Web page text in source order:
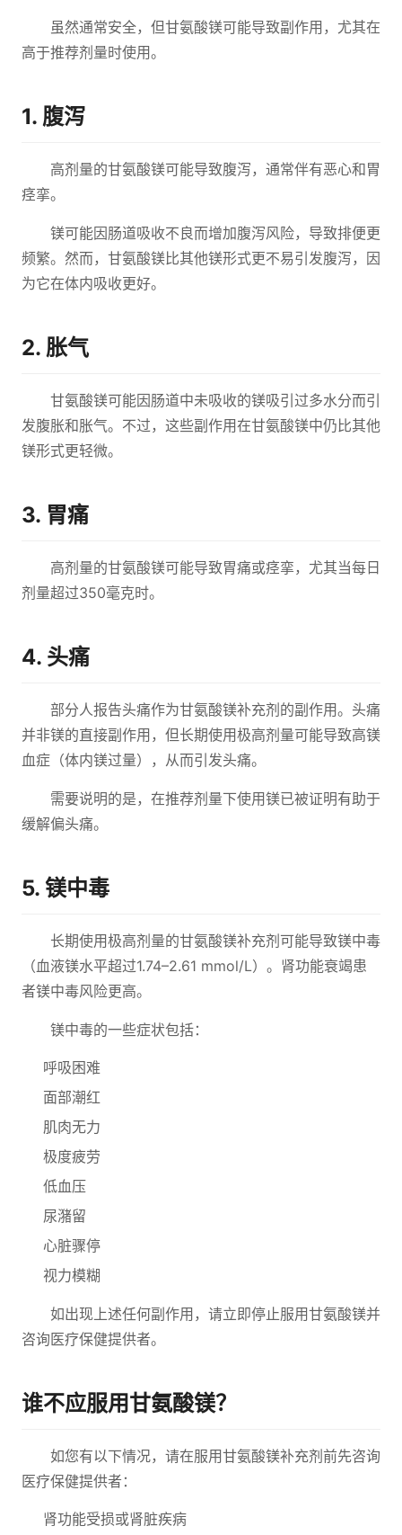
虽然通常安全，但甘氨酸镁可能导致副作用，尤其在
高于推荐剂量时使用。
1. 腹泻
高剂量的甘氨酸镁可能导致腹泻，通常伴有恶心和胃
痉挛。
镁可能因肠道吸收不良而增加腹泻风险，导致排便更
频繁。然而，甘氨酸镁比其他镁形式更不易引发腹泻，因
为它在体内吸收更好。
2. 胀气
甘氨酸镁可能因肠道中未吸收的镁吸引过多水分而引
发腹胀和胀气。不过，这些副作用在甘氨酸镁中仍比其他
镁形式更轻微。
3. 胃痛
高剂量的甘氨酸镁可能导致胃痛或痉挛，尤其当每日
剂量超过350毫克时。
4. 头痛
部分人报告头痛作为甘氨酸镁补充剂的副作用。头痛
并非镁的直接副作用，但长期使用极高剂量可能导致高镁
血症（体内镁过量），从而引发头痛。
需要说明的是，在推荐剂量下使用镁已被证明有助于
缓解偏头痛。
5. 镁中毒
长期使用极高剂量的甘氨酸镁补充剂可能导致镁中毒
（血液镁水平超过1.74–2.61 mmol/L）。肾功能衰竭患
者镁中毒风险更高。
镁中毒的一些症状包括：
呼吸困难
面部潮红
肌肉无力
极度疲劳
低血压
尿潴留
心脏骤停
视力模糊
如出现上述任何副作用，请立即停止服用甘氨酸镁并
咨询医疗保健提供者。
谁不应服用甘氨酸镁？
如您有以下情况，请在服用甘氨酸镁补充剂前先咨询
医疗保健提供者：
肾功能受损或肾脏疾病